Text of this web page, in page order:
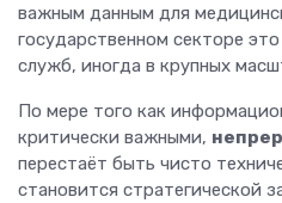
важным данным для
государственном секторе
служб, иногда в крупных
По мере того как
критически важными,
перестаёт быть чисто
становится стратегической